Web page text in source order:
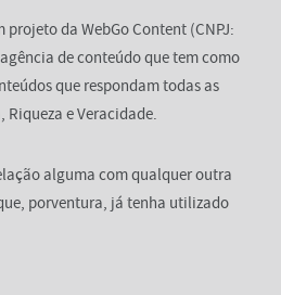
projeto da WebGo Content (CNPJ:
de conteúdo que tem como
que respondam todas as
Riqueza e Veracidade.
alguma com qualquer outra
porventura, já tenha utilizado